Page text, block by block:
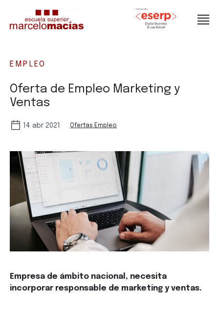
EMPLEO
Oferta de Empleo Marketing y
Ventas
14 abr 2021 Ofertas Empleo
Empresa de ámbito nacional, necesita
incorporar responsable de marketing y ventas.